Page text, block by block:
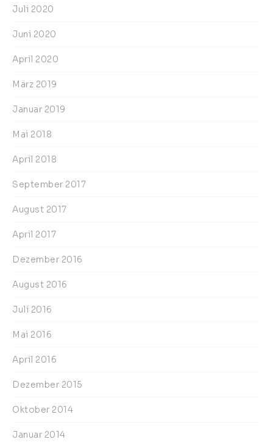
Juli 2020
Juni 2020
April 2020
März 2019
Januar 2019
Mai 2018
April 2018
September 2017
August 2017
April 2017
Dezember 2016
August 2016
Juli 2016
Mai 2016
April 2016
Dezember 2015
Oktober 2014
Januar 2014